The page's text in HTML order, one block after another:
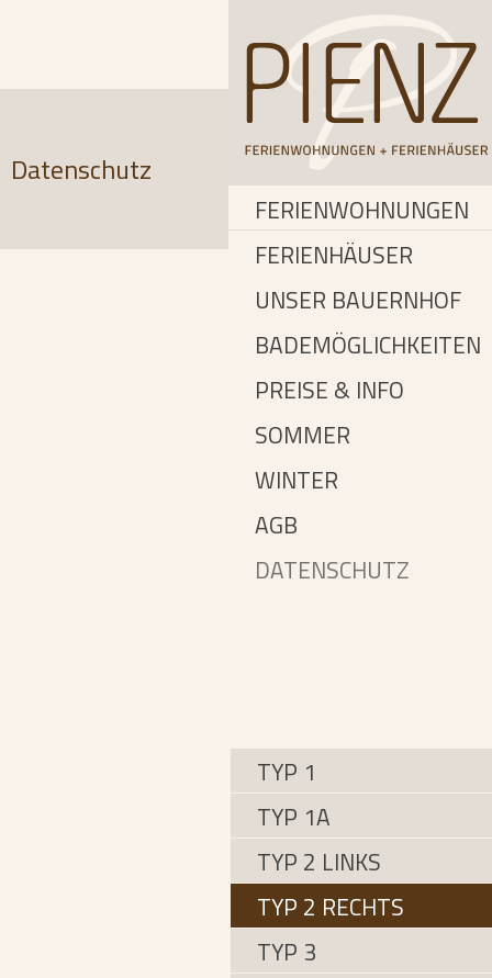
FERIENWOHNUNGEN
FERIENHÄUSER
UNSER BAUERNHOF
BADEMÖGLICHKEITEN
PREISE & INFO
SOMMER
WINTER
AGB
DATENSCHUTZ
Datenschutz
TYP 1
TYP 1A
TYP 2 LINKS
TYP 2 RECHTS
TYP 3